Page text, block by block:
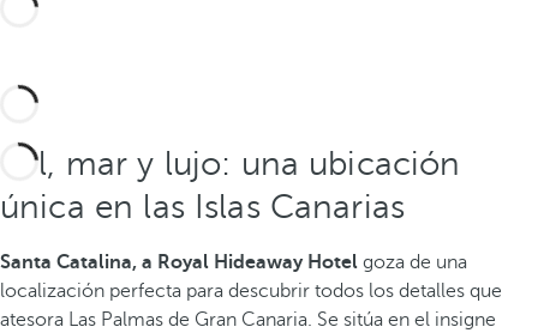
Sol, mar y lujo: una ubicación
única en las Islas Canarias
Santa Catalina, a Royal Hideaway Hotel goza de una
localización perfecta para descubrir todos los detalles que
atesora Las Palmas de Gran Canaria. Se sitúa en el insigne